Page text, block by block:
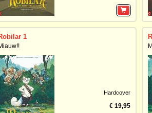
1
Hardcover
€ 19,95